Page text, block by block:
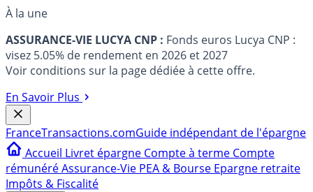
À la une
ASSURANCE-VIE LUCYA CNP : Fonds euros Lucya CNP :
visez 5.05% de rendement en 2026 et 2027
Voir conditions sur la page dédiée à cette offre.
En Savoir Plus
FranceTransactions.comGuide indépendant de l'épargne
Accueil Livret épargne Compte à terme Compte
rémunéréAssurance-Vie PEA & Bourse Epargne retraite
Impôts & Fiscalité